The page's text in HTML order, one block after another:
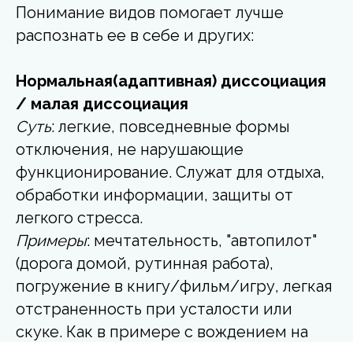
Понимание видов помогает лучше
распознать ее в себе и других:
Нормальная(адаптивная) диссоциация
/ малая диссоциация
Суть: легкие, повседневные формы
отключения, не нарушающие
функционирование. Служат для отдыха,
обработки информации, защиты от
легкого стресса.
Примеры: мечтательность, "автопилот"
(дорога домой, рутинная работа),
погружение в книгу/фильм/игру, легкая
отстраненность при усталости или
скуке. Как в примере с вождением на